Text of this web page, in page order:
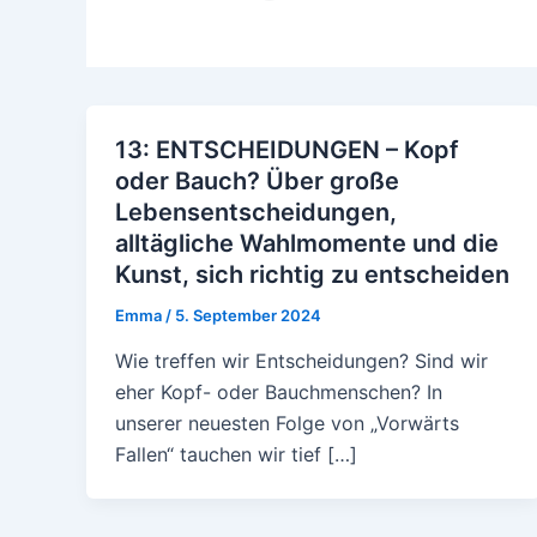
13: ENTSCHEIDUNGEN – Kopf
oder Bauch? Über große
Lebensentscheidungen,
alltägliche Wahlmomente und die
Kunst, sich richtig zu entscheiden
Emma / 5. September 2024
Wie treffen wir Entscheidungen? Sind wir
eher Kopf- oder Bauchmenschen? In
unserer neuesten Folge von „Vorwärts
Fallen“ tauchen wir tief […]